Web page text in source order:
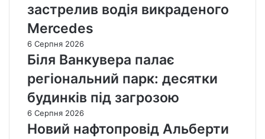
застрелив водія викраденого
Mercedes
6 Серпня 2026
Біля Ванкувера палає
регіональний парк: десятки
будинків під загрозою
6 Серпня 2026
Новий нафтопровід Альберти